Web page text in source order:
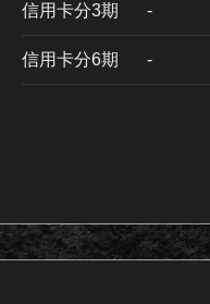
信用卡分3期 ​-
信用卡分6期 -